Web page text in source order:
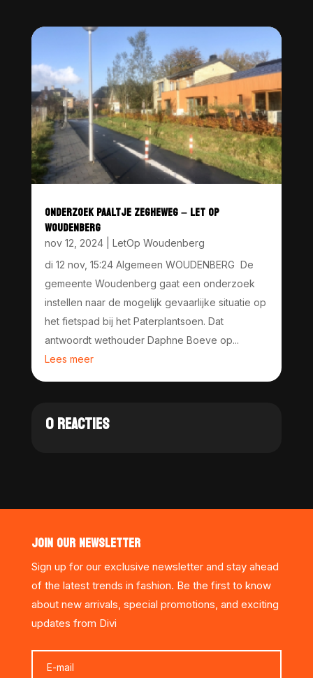
ONDERZOEK PAALTJE ZEGHEWEG – LET OP
WOUDENBERG
nov 12, 2024| LetOp Woudenberg
di 12 nov, 15:24 Algemeen WOUDENBERG De
gemeente Woudenberg gaat een onderzoek
instellen naar de mogelijk gevaarlijke situatie op
het fietspad bij het Paterplantsoen. Dat
antwoordt wethouder Daphne Boeve op...
Lees meer
0 REACTIES
JOIN OUR NEWSLETTER
Sign up for our exclusive newsletter and stay ahead
of the latest trends in fashion. Be the first to know
about new arrivals, special promotions, and exciting
updates from Divi